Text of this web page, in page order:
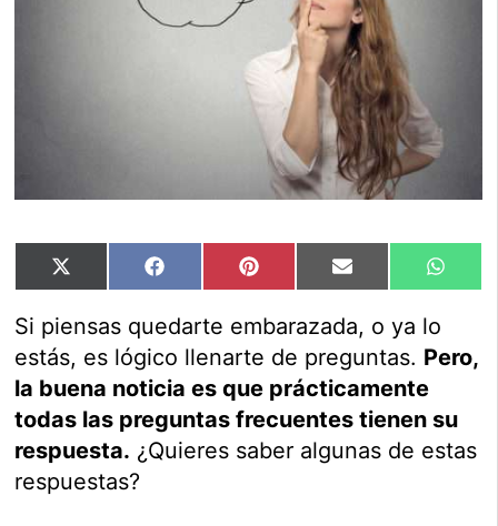
Compartir
en
X
(Twitter)
Compartir
en
Facebook Compartir
en
Pinterest Compartir
en
Email
en
Si piensas quedarte embarazada, o ya lo
estás, es lógico llenarte de preguntas. Pero,
la buena noticia es que prácticamente
todas las preguntas frecuentes tienen su
respuesta. ¿Quieres saber algunas de estas
respuestas?